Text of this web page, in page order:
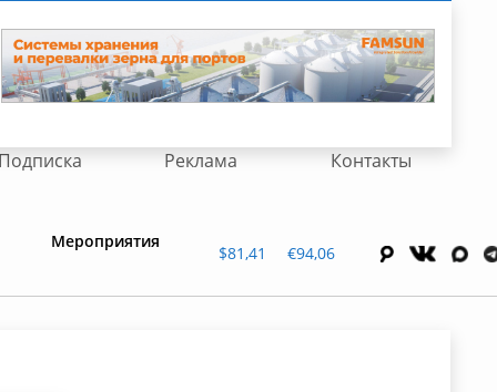
Реклама Контакты
Мероприятия
$81,41 €94,06